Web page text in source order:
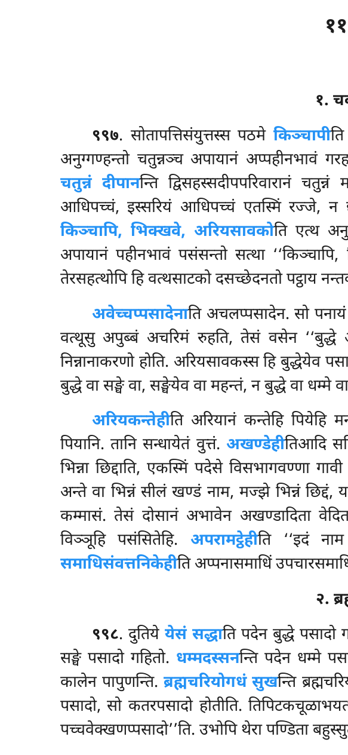
१.
९९७. सोतापत्तिसंयुत्तस्सपठमे किञ्चापी
अनुग्गण्हन्तो चतुन्नञ्च अपायानं अप्पहीनभावं
चतुन्नं दीपानन्ति द्विसहस्सदीपपरिवारानं चतुन्नं
आधिपच्चं, इस्सरियं आधिपच्चं एतस्मिं रज्जे, न
किञ्चापि, भिक्खवे, अरियसावकोति एत्थ
अपायानं पहीनभावं पसंसन्तो सत्था
तेरसहत्थोपि हि वत्थसाटको दसच्छेदनतो पट्ठाय
अवेच्चप्पसादेनाति अचलप्पसादेन. सो
वत्थूसु अपुब्बं अचरिमं रुहति, तेसं वसेन ‘‘बुद्धे
निन्नानाकरणो होति. अरियसावकस्स हि बुद्धेयेव
बुद्धे वा सङ्घे वा, सङ्घेयेव वा महन्तं, न बुद्धे वा धम्मे
अरियकन्तेहीति अरियानं कन्तेहि पियेहि
पियानि. तानि सन्धायेतं वुत्तं. अखण्डेहीतिआदि
भिन्ना छिद्दाति, एकस्मिं पदेसे विसभागवण्णा
अन्ते वा भिन्नं सीलं खण्डं नाम, मज्झे भिन्नं छिद्दं,
कम्मासं. तेसं दोसानं अभावेन अखण्डादिता
विञ्ञूहि पसंसितेहि. अपरामट्ठेहीति ‘‘इदं
समाधिसंवत्तनिकेहीति अप्पनासमाधिं
२.
९९८. दुतियेयेसं सद्धाति पदेन बुद्धे पसादो
सङ्घे पसादो गहितो. धम्मदस्सनन्ति पदेन धम्मे
कालेन पापुणन्ति.ब्रह्मचरियोगधं सुखन्ति
पसादो, सो कतरपसादो होतीति.
पच्चवेक्खणप्पसादो’’ति. उभोपि थेरा पण्डिता